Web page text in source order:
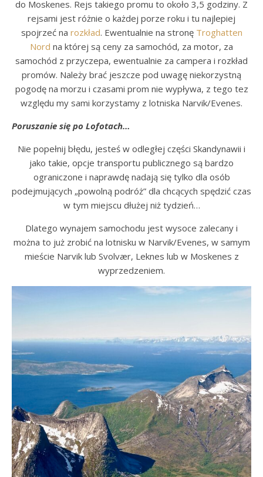
do Moskenes. Rejs takiego promu to około 3,5 godziny. Z
rejsami jest różnie o każdej porze roku i tu najlepiej
spojrzeć na rozkład. Ewentualnie na stronę Troghatten
Nord na której są ceny za samochód, za motor, za
samochód z przyczepa, ewentualnie za campera i rozkład
promów. Należy brać jeszcze pod uwagę niekorzystną
pogodę na morzu i czasami prom nie wypływa, z tego tez
względu my sami korzystamy z lotniska Narvik/Evenes.
Poruszanie się po Lofotach…
Nie popełnij błędu, jesteś w odległej części Skandynawii i
jako takie, opcje transportu publicznego są bardzo
ograniczone i naprawdę nadają się tylko dla osób
podejmujących „powolną podróż” dla chcących spędzić czas
w tym miejscu dłużej niż tydzień…
Dlatego wynajem samochodu jest wysoce zalecany i
można to już zrobić na lotnisku w Narvik/Evenes, w samym
mieście Narvik lub Svolvær, Leknes lub w Moskenes z
wyprzedzeniem.